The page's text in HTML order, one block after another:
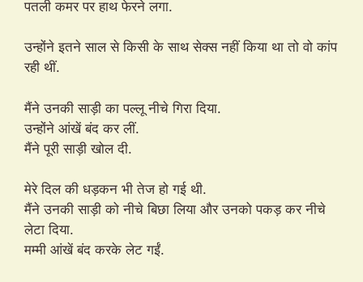
पतली कमर पर हाथ फेरने लगा.
उन्होंने इतने साल से किसी के साथ सेक्स नहीं किया था तो वो कांप
रही थीं.
मैंने उनकी साड़ी का पल्लू नीचे गिरा दिया.
उन्होंने आंखें बंद कर लीं.
मैंने पूरी साड़ी खोल दी.
मेरे दिल की धड़कन भी तेज हो गई थी.
मैंने उनकी साड़ी को नीचे बिछा लिया और उनको पकड़ कर नीचे
लेटा दिया.
मम्मी आंखें बंद करके लेट गईं.